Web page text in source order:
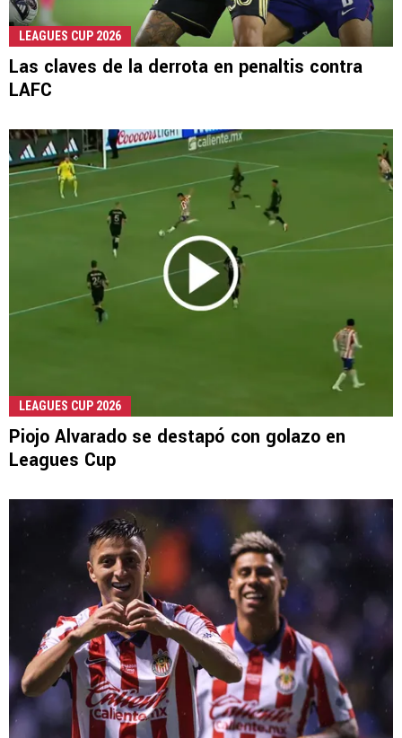
LEAGUES CUP 2026
Las claves de la derrota en penaltis contra
LAFC
LEAGUES CUP 2026
Piojo Alvarado se destapó con golazo en
Leagues Cup